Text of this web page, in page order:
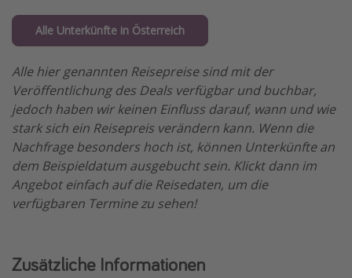
Alle Unterkünfte in Österreich
Alle hier genannten Reisepreise sind mit der
Veröffentlichung des Deals verfügbar und buchbar,
jedoch haben wir keinen Einfluss darauf, wann und wie
stark sich ein Reisepreis verändern kann. Wenn die
Nachfrage besonders hoch ist, können Unterkünfte an
dem Beispieldatum ausgebucht sein. Klickt dann im
Angebot einfach auf die Reisedaten, um die
verfügbaren Termine zu sehen!
Zusätzliche Informationen